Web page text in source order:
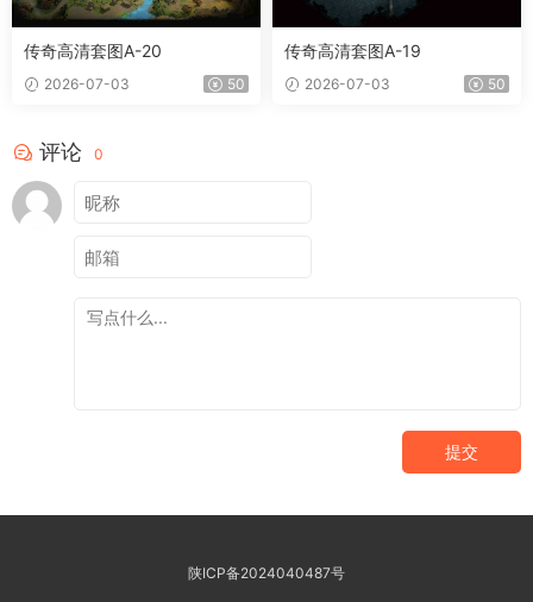
传奇高清套图A-20
2026-07-03 50
传奇高清套图A-19
2026-07-03 50
评论 0
提交
陕ICP备2024040487号